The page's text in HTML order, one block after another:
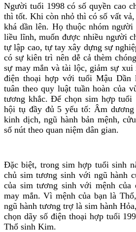
Người tuổi 1998 có số quyền cao
thì tốt. Khi còn nhỏ thì có số vất
khá dần lên. Họ thuộc nhóm
liều lĩnh, muốn được nhiều người
tự lập cao, tự tay xây dựng sự
có sự kiên trì nên dễ cả thèm
sự may mắn và tài lộc, giảm sự
điện thoại hợp với tuổi Mậu Dần
tuân theo quy luật tuần hoàn của
tương khắc. Để chọn sim hợp tuổi
hội tụ đầy đủ 5 yếu tố: Âm dương
kinh dịch, ngũ hành bản mệnh,
số nút theo quan niệm dân gian.
Đặc biệt, trong sim hợp tuổi sinh
chủ sim tương sinh với ngũ hành
của sim tương sinh với mệnh của
may mắn. Vì mệnh của bạn là
ngũ hành tương trợ là sim hành
chọn dãy số điện thoại hợp tuổi
Thổ sinh Kim.